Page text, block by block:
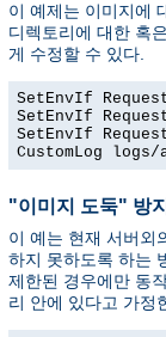
이 예제는 이미지에
디렉토리에 대한 혹
게 수정할 수 있다.
SetEnvIf
SetEnvIf
SetEnvIf
CustomLog logs/
"이미지 도둑" 방지
이 예는 현재 서버외
하지 못하도록 하는
제한된 경우에만 동
리 안에 있다고 가정